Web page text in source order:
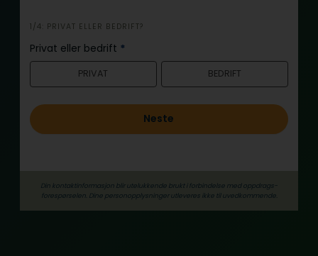
i
n
n
o
d
1/4: PRIVAT ELLER BEDRIFT?
Privat eller bedrift *
PRIVAT BEDRIFT
Neste
Din kontaktinformasjon blir utelukkende brukt i forbindelse med oppdrags­
forespørselen. Dine person­­opplysninger utleveres ikke til uvedkommende.